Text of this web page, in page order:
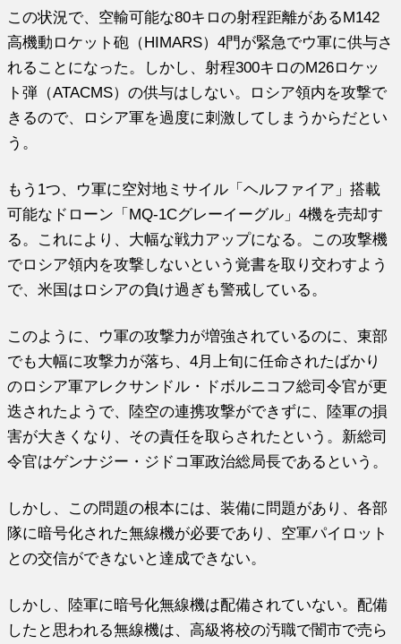
この状況で、空輸可能な80キロの射程距離があるM142
高機動ロケット砲（HIMARS）4門が緊急でウ軍に供与さ
れることになった。しかし、射程300キロのM26ロケッ
ト弾（ATACMS）の供与はしない。ロシア領内を攻撃で
きるので、ロシア軍を過度に刺激してしまうからだとい
う。
もう1つ、ウ軍に空対地ミサイル「ヘルファイア」搭載
可能なドローン「MQ-1Cグレーイーグル」4機を売却す
る。これにより、大幅な戦力アップになる。この攻撃機
でロシア領内を攻撃しないという覚書を取り交わすよう
で、米国はロシアの負け過ぎも警戒している。
このように、ウ軍の攻撃力が増強されているのに、東部
でも大幅に攻撃力が落ち、4月上旬に任命されたばかり
のロシア軍アレクサンドル・ドボルニコフ総司令官が更
迭されたようで、陸空の連携攻撃ができずに、陸軍の損
害が大きくなり、その責任を取らされたという。新総司
令官はゲンナジー・ジドコ軍政治総局長であるという。
しかし、この問題の根本には、装備に問題があり、各部
隊に暗号化された無線機が必要であり、空軍パイロット
との交信ができないと達成できない。
しかし、陸軍に暗号化無線機は配備されていない。配備
したと思われる無線機は、高級将校の汚職で闇市で売ら